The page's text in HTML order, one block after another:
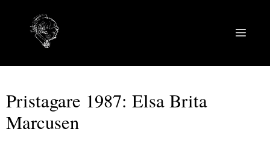
innehåll
Pristagare 1987: Elsa Brita
Marcusen